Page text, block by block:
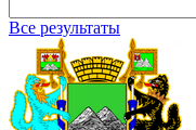
Все результаты